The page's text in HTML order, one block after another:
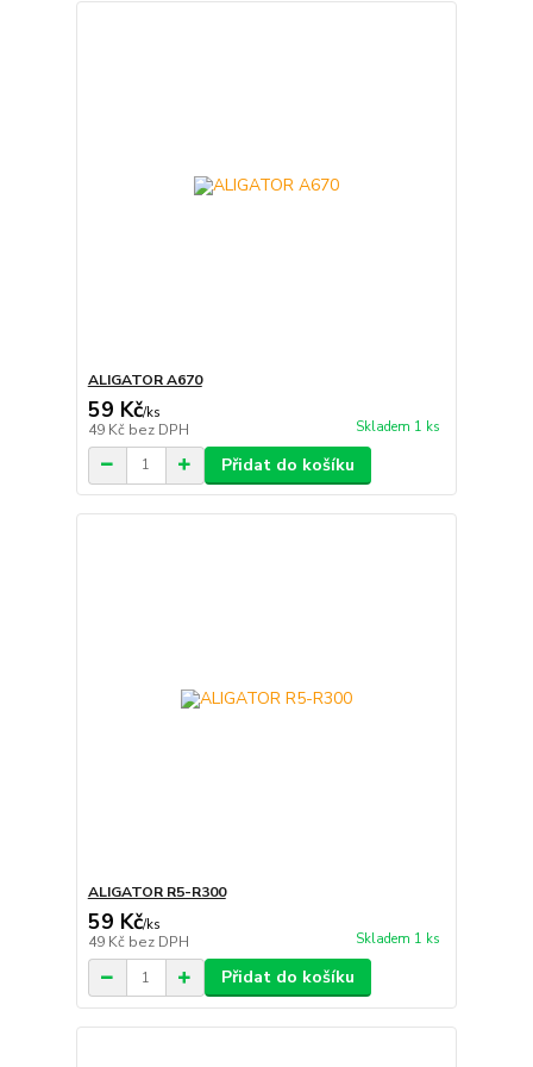
ALIGATOR A670
59 Kč/ks
49 Kč bez DPH Skladem 1 ks
Přidat do košíku
ALIGATOR R5-R300
59 Kč/ks
49 Kč bez DPH Skladem 1 ks
Přidat do košíku